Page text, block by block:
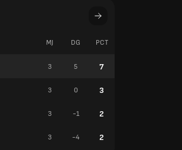
MJ DG PCT
3 5 7
3 0 3
3 -1 2
3 -4 2